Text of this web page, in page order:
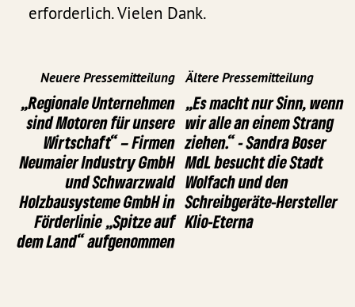
erforderlich. Vielen Dank.
Neuere Pressemitteilung
„Regionale Unternehmen
sind Motoren für unsere
Wirtschaft“ – Firmen
Neumaier Industry GmbH
und Schwarzwald
Holzbausysteme GmbH in
Förderlinie „Spitze auf
dem Land“ aufgenommen
Ältere Pressemitteilung
„Es macht nur Sinn, wenn
wir alle an einem Strang
ziehen.“ - Sandra Boser
MdL besucht die Stadt
Wolfach und den
Schreibgeräte-Hersteller
Klio-Eterna